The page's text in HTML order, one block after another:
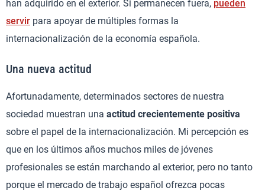
han adquirido en el exterior. Si permanecen fuera, pueden
servir para apoyar de múltiples formas la
internacionalización de la economía española.
Una nueva actitud
Afortunadamente, determinados sectores de nuestra
sociedad muestran una actitud crecientemente positiva
sobre el papel de la internacionalización. Mi percepción es
que en los últimos años muchos miles de jóvenes
profesionales se están marchando al exterior, pero no tanto
porque el mercado de trabajo español ofrezca pocas